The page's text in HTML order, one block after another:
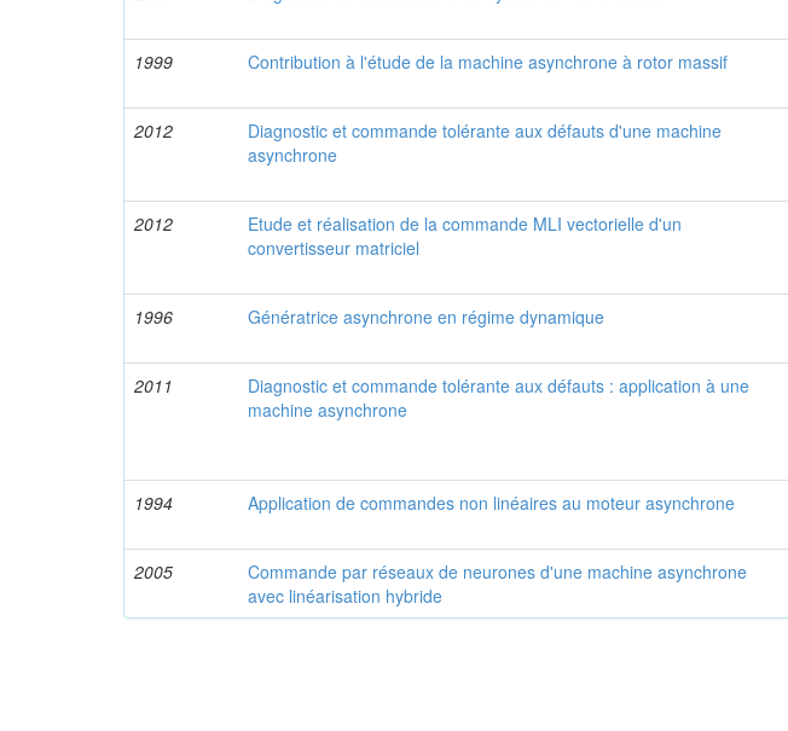
1999
Contribution à l'étude de la machine asynchrone à rotor massif
2012
Diagnostic et commande tolérante aux défauts d'une machine
asynchrone
2012
Etude et réalisation de la commande MLI vectorielle d'un
convertisseur matriciel
1996
Génératrice asynchrone en régime dynamique
2011
Diagnostic et commande tolérante aux défauts : application à une
machine asynchrone
1994
Application de commandes non linéaires au moteur asynchrone
2005
Commande par réseaux de neurones d'une machine asynchrone
avec linéarisation hybride